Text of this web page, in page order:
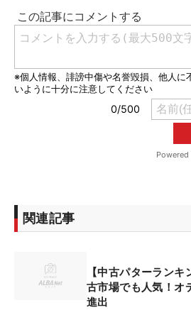
関連記事
【中古パターラン
古市場でも人気！オ
進出